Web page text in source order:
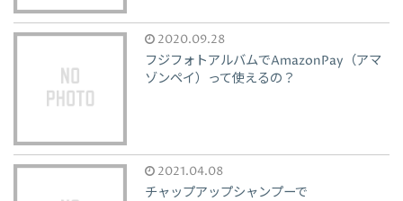
2020.09.28
フジフォトアルバムでAmazonPay（アマ
ゾンペイ）って使えるの？
2021.04.08
チャップアップシャンプーで